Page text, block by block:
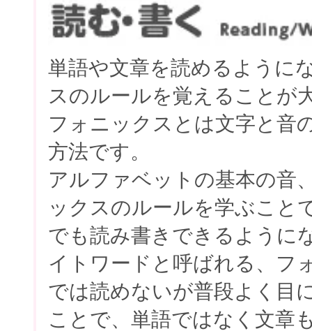
単語や文章を読めるように
スのルールを覚えることが
フォニックスとは文字と音
方法です。
アルファベットの基本の音
ックスのルールを学ぶこと
でも読み書きできるように
イトワードと呼ばれる、フ
では読めないが普段よく目
ことで、単語ではなく文章